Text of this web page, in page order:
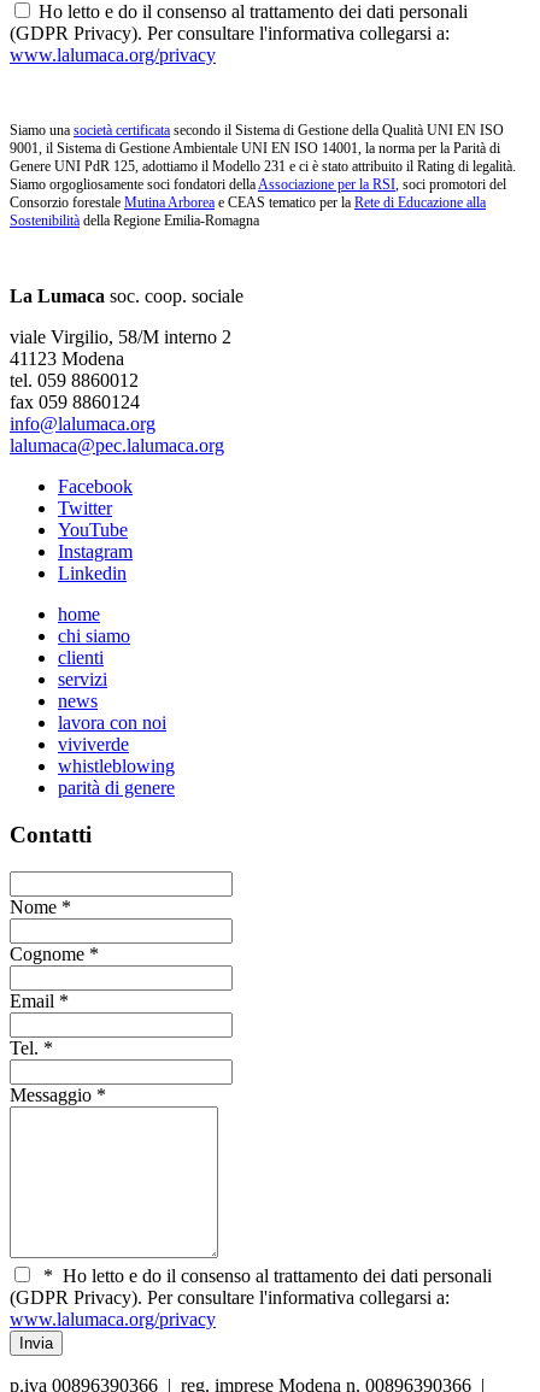
Ho letto e do il consenso al trattamento dei dati personali
(GDPR Privacy). Per consultare l'informativa collegarsi a:
www.lalumaca.org/privacy
Siamo una società certificata secondo il Sistema di Gestione della Qualità UNI EN ISO
9001, il Sistema di Gestione Ambientale UNI EN ISO 14001, la norma per la Parità di
Genere UNI PdR 125, adottiamo il Modello 231 e ci è stato attribuito il Rating di legalità.
Siamo orgogliosamente soci fondatori dellaAssociazione per la RSI, soci promotori del
Consorzio forestale Mutina Arborea e CEAS tematico per la Rete di Educazione alla
Sostenibilità della Regione Emilia-Romagna
La Lumaca soc. coop. sociale
viale Virgilio, 58/M interno 2
41123 Modena
tel. 059 8860012
fax 059 8860124
info@lalumaca.org
lalumaca@pec.lalumaca.org
Facebook
Twitter
YouTube
Instagram
Linkedin
home
chi siamo
clienti
servizi
news
lavora con noi
viviverde
whistleblowing
parità di genere
Contatti
Nome *
Cognome *
Email *
Tel. *
Messaggio *
* Ho letto e do il consenso al trattamento dei dati personali
(GDPR Privacy). Per consultare l'informativa collegarsi a:
www.lalumaca.org/privacy
p.iva 00896390366 | reg. imprese Modena n. 00896390366 |